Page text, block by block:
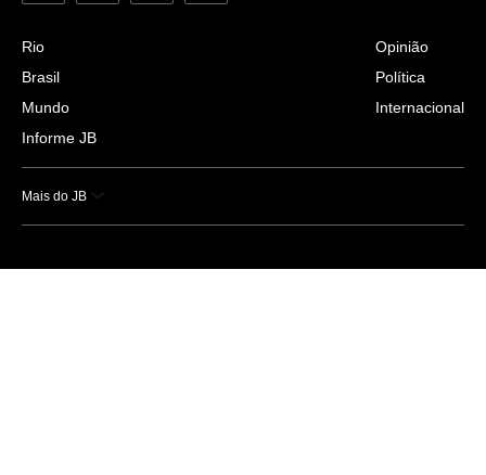
Rio
Brasil
Mundo
Informe JB
Opinião
Política
Internacional
Mais do JB
Esportes